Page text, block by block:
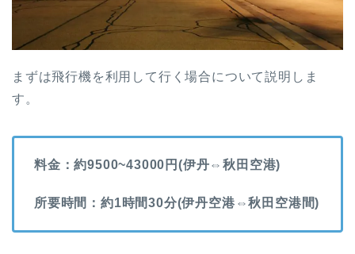
まずは飛行機を利用して行く場合について説明しま
す。
料金：約9500~43000円(伊丹⇔秋田空港)
所要時間：約1時間30分(伊丹空港⇔秋田空港間)